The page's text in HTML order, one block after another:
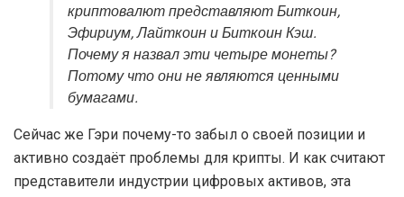
криптовалют представляют Биткоин,
Эфириум, Лайткоин и Биткоин Кэш.
Почему я назвал эти четыре монеты?
Потому что они не являются ценными
бумагами.
Сейчас же Гэри почему-то забыл о своей позиции и
активно создаёт проблемы для крипты. И как считают
представители индустрии цифровых активов, эта